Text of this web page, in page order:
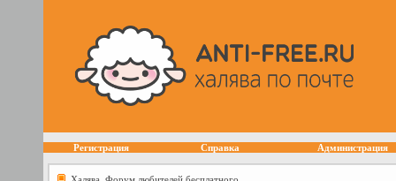
Регистрация Справка Администрация